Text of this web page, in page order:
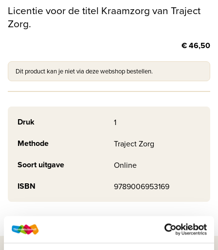
Licentie voor de titel Kraamzorg van Traject
Zorg.
€ 46,50
Dit product kan je niet via deze webshop bestellen.
Druk 1
Methode Traject Zorg
Soort uitgave Online
ISBN 9789006953169